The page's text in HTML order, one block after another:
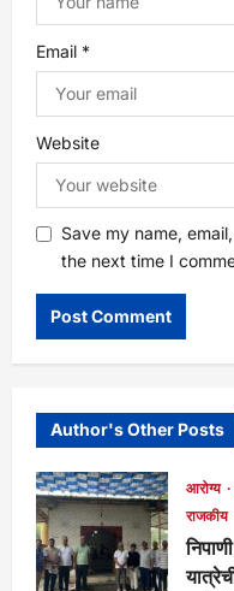
n
Email *
Website
Save my name,
the next time I
Author's Other Posts
आरोग्य
राजकीय